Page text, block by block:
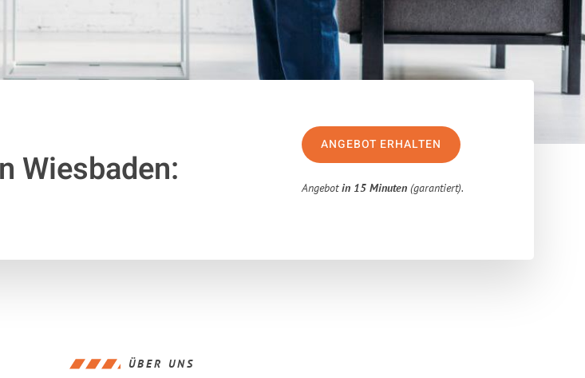
Wiesbaden:
ANGEBOT ERHALTEN
Angebotin 15 Minuten (garantiert).
ÜBER UNS